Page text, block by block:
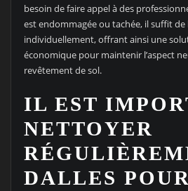
besoin de faire appel à des
est endommagée ou tachée, il suffit de
individuellement, offrant ainsi une
économique pour maintenir l’aspect
revêtement de sol.
IL EST
NETTOYER
DALLES POUR